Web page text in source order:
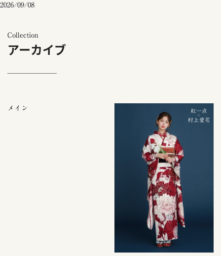
2026/09/08
Collection
アーカイブ
メイン